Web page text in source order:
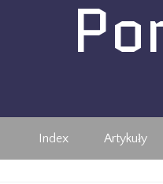
Index Artykuły